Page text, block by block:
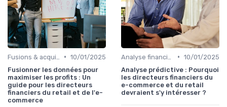
• 10/01/2025
Fusionner les données pour
maximiser les profits : Un
guide pour les directeurs
financiers du retail et de l'e-
commerce
• 10/01/2025
Analyse prédictive : Pourquoi
les directeurs financiers du
e-commerce et du retail
devraient s'y intéresser ?